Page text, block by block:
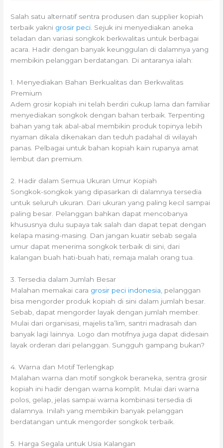
Salah satu alternatif sentra produsen dan supplier kopiah
terbaik yakni grosir peci. Sejuk ini menyediakan aneka
teladan dan variasi songkok berkwalitas untuk berbagai
acara. Hadir dengan banyak keunggulan di dalamnya yang
membikin pelanggan berdatangan. Di antaranya ialah:
1. Menyediakan Bahan Berkualitas dan Berkwalitas
Premium
Adem grosir kopiah ini telah berdiri cukup lama dan familiar
menyediakan songkok dengan bahan terbaik. Terpenting
bahan yang tak abal-abal membikin produk topinya lebih
nyaman dikala dikenakan dan teduh padahal di wilayah
panas. Pelbagai untuk bahan kopiah kain rupanya amat
lembut dan premium.
2. Hadir dalam Semua Ukuran Umur Kopiah
Songkok-songkok yang dipasarkan di dalamnya tersedia
untuk seluruh ukuran. Dari ukuran yang paling kecil sampai
paling besar. Pelanggan bahkan dapat mencobanya
khususnya dulu supaya tak salah dan dapat tepat dengan
kelapa masing-masing. Dan jangan kuatir sebab segala
umur dapat menerima songkok terbaik di sini, dari
kalangan buah hati-buah hati, remaja malah orang tua.
3. Tersedia dalam Jumlah Besar
Malahan memakai cara grosir peci indonesia , pelanggan
bisa mengorder produk kopiah di sini dalam jumlah besar.
Sebab, dapat mengorder layak dengan jumlah member.
Mulai dari organisasi, majelis ta’lim, santri madrasah dan
banyak lagi lainnya. Logo dan motifnya juga dapat didesain
layak orderan dari pelanggan. Sungguh gampang bukan?
4. Warna dan Motif Terlengkap
Malahan warna dan motif songkok beraneka, sentra grosir
kopiah ini hadir dengan warna komplit. Mulai dari warna
polos, gelap, jelas sampai warna kombinasi tersedia di
dalamnya. Inilah yang membikin banyak pelanggan
berdatangan untuk mengorder songkok terbaik.
5. Harga Segala untuk Usia Kalangan